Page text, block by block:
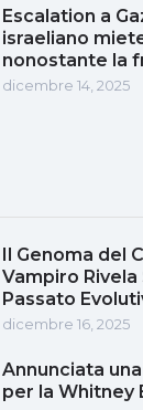
Escalation a
israeliano
nonostante la
dicembre 14, 2025
Il Genoma del
Vampiro
Passato
dicembre 16, 2025
Annunciata
per la Whitney